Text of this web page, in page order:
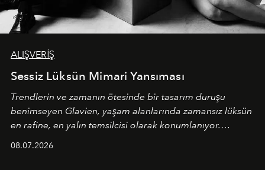
ALIŞVERİŞ
Sessiz Lüksün Mimari Yansıması
Trendlerin ve zamanın ötesinde bir tasarım duruşu
benimseyen Glavien, yaşam alanlarında zamansız lüksün
en rafine, en yalın temsilcisi olarak konumlanıyor.
08.07.2026